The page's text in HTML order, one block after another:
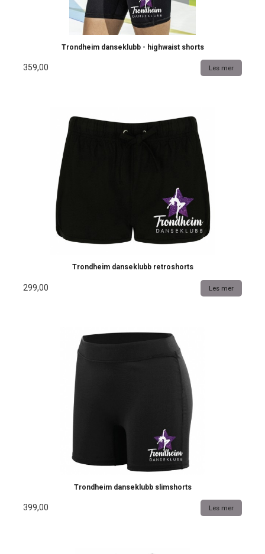
Trondheim danseklubb - highwaist shorts
359,00 Les mer
Trondheim danseklubb retroshorts
299,00 Les mer
Trondheim danseklubb slimshorts
399,00 Les mer